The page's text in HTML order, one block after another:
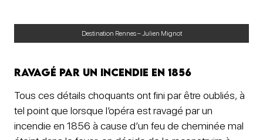
Destination Rennes – Julien Mignot
Ravagé par un incendie en 1856
Tous ces détails choquants ont fini par être oubliés, à
tel point que lorsque l’opéra est ravagé par un
incendie en 1856 à cause d’un feu de cheminée mal